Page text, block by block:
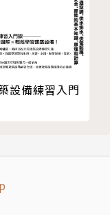
設備練習入門